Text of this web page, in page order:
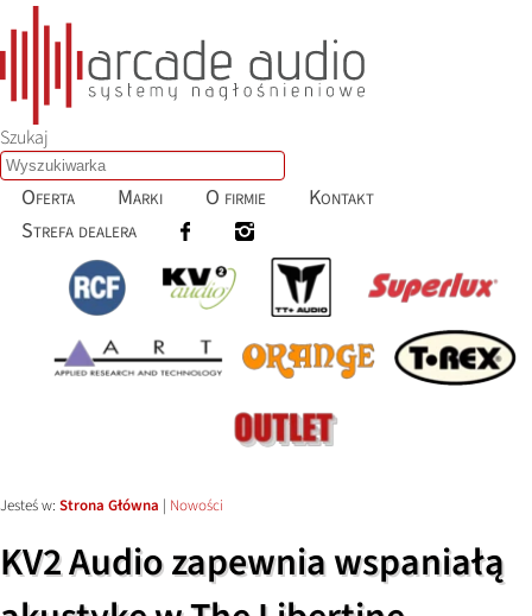
Szukaj
Oferta Marki O firmie
Kontakt
Strefa dealera
Jesteś w: Strona Główna | Nowości
KV2 Audio zapewnia wspaniałą